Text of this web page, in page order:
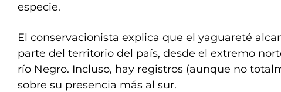
especie.
El conservacionista explica que el yaguareté
parte del territorio del país, desde el extremo
río Negro. Incluso, hay registros (aunque no
sobre su presencia más al sur.